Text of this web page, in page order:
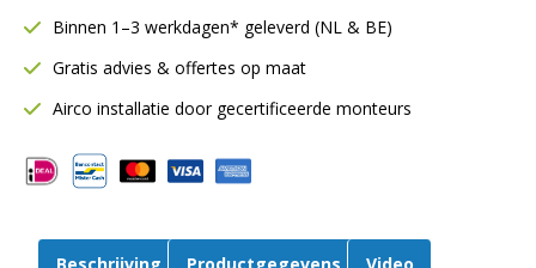
SAFE
Ø200
mm
Rubberafdichting
aantal
Binnen 1–3 werkdagen* geleverd (NL & BE)
Gratis advies & offertes op maat
Airco installatie door gecertificeerde monteurs